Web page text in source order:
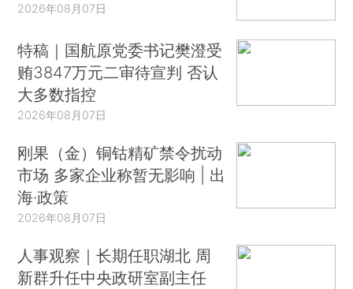
2026年08月07日
特稿｜国航原党委书记樊澄受
贿3847万元二审待宣判 否认
大多数指控
2026年08月07日
刚果（金）铜钴精矿禁令扰动
市场 多家企业称暂无影响 | 出
海·政策
2026年08月07日
人事观察｜长期任职湖北 周
新群升任中央政研室副主任